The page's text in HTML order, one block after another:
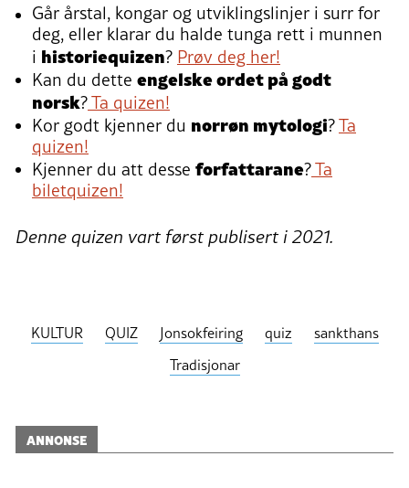
Går årstal, kongar og utviklingslinjer i surr for
deg, eller klarar du halde tunga rett i munnen
i historiequizen? Prøv deg her!
Kan du dette engelskeordet på godt
norsk?Ta quizen!
Kor godt kjenner du norrøn mytologi?Ta
quizen!
Kjenner du att desse forfattarane?Ta
biletquizen!
Denne quizen vart først publisert i 2021.
KULTUR QUIZ Jonsokfeiring quiz
sankthans
Tradisjonar
ANNONSE